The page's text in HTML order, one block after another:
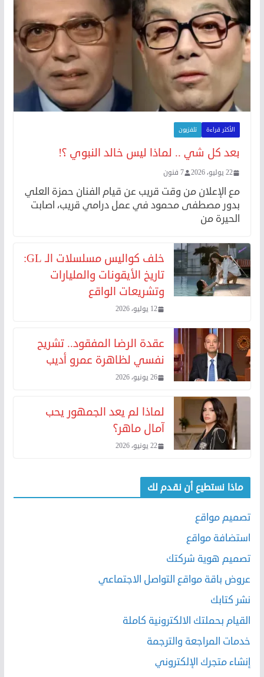
الأكثر قراءة تلفزيون
بعد كل شي .. لماذا ليس خالد النبوي ؟!
22 يوليو، 2026 7 فنون
مع الإعلان من وقت قريب عن قيام الفنان حمزة العلي
بدور مصطفى محمود في عمل درامي قريب، اصابت
الحيرة من
خلف كواليس مسلسلات الـ GL:
تاريخ الأيقونات والمليارات
وتشريعات الواقع
12 يوليو، 2026
عقدة الرضا المفقود.. تشريح
نفسي لظاهرة عمرو أديب
26 يونيو، 2026
لماذا لم يعد الجمهور يحب
آمال ماهر؟
22 يونيو، 2026
ماذا نستطيع أن نقدم لك
تصميم مواقع
استضافة مواقع
تصميم هوية شركتك
عروض باقة مواقع التواصل الاجتماعي
نشر كتابك
القيام بحملتك الالكترونية كاملة
خدمات المراجعة والترجمة
إنشاء متجرك الإلكتروني